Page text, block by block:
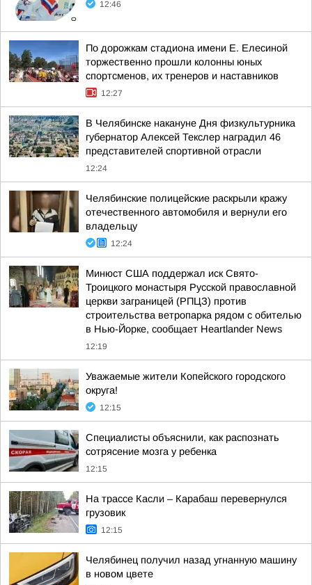
12:46
По дорожкам стадиона имени Е. Елесиной
торжественно прошли колонны юных
спортсменов, их тренеров и наставников
12:27
В Челябинске накануне Дня физкультурника
губернатор Алексей Текслер наградил 46
представителей спортивной отрасли
12:24
Челябинские полицейские раскрыли кражу
отечественного автомобиля и вернули его
владельцу
12:24
Минюст США поддержал иск Свято-
Троицкого монастыря Русской православной
церкви заграницей (РПЦЗ) против
строительства ветропарка рядом с обителью
в Нью-Йорке, сообщает Heartlander News
12:19
Уважаемые жители Копейского городского
округа!
12:15
Специалисты объяснили, как распознать
сотрясение мозга у ребенка
12:15
На трассе Касли – Карабаш перевернулся
грузовик
12:15
Челябинец получил назад угнанную машину
в новом цвете